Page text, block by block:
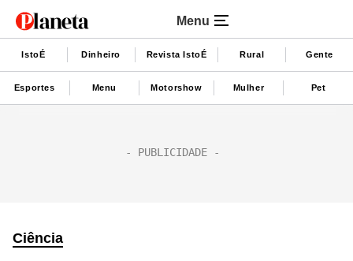
Menu
IstoÉ Dinheiro Revista IstoÉ Rural Gente
Esportes Menu Motorshow Mulher Pet
Ciência